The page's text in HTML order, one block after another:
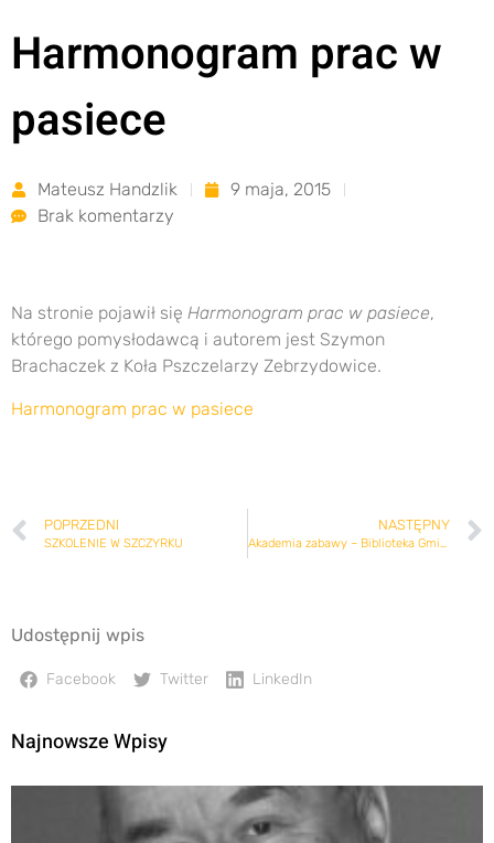
Harmonogram prac w
pasiece
Mateusz Handzlik
9 maja, 2015
Brak komentarzy
Na stronie pojawił się Harmonogram prac w pasiece,
którego pomysłodawcą i autorem jest Szymon
Brachaczek z Koła Pszczelarzy Zebrzydowice.
Harmonogram prac w pasiece
POPRZEDNI
SZKOLENIE W SZCZYRKU
NASTĘPNY
Akademia zabawy – Biblioteka Gminna w Bojszowach – 14 maja 2015
Udostępnij wpis
Facebook Twitter LinkedIn
Najnowsze Wpisy